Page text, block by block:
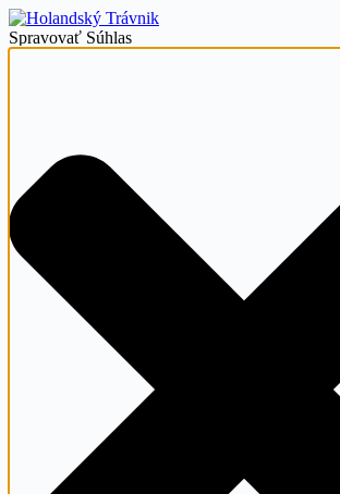
Spravovať Súhlas